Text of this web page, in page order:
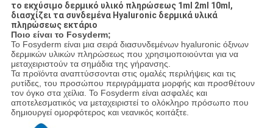
το εκχύσιμο δερμικό υλικό πληρώσεως 1ml 2ml 10ml,
διασχίζει τα συνδεμένα Hyaluronic δερμικά υλικά
πληρώσεως εκτάριο
Ποιο είναι το Fosyderm;
Το Fosyderm είναι μια σειρά διασυνδεμένων hyaluronic όξινων
δερμικών υλικών πληρώσεως που χρησιμοποιούνται για να
μεταχειριστούν τα σημάδια της γήρανσης.
Τα προϊόντα αναπτύσσονται στις ομαλές περιλήψεις και τις
ρυτίδες, του προσώπου περιγράμματα μορφής και προσθέτουν
τον όγκο στα χείλια. Το Fosyderm είναι ασφαλές και
αποτελεσματικός να μεταχειριστεί το ολόκληρο πρόσωπο που
δημιουργεί ομορφότερος και νεανικός κοιτάξτε.